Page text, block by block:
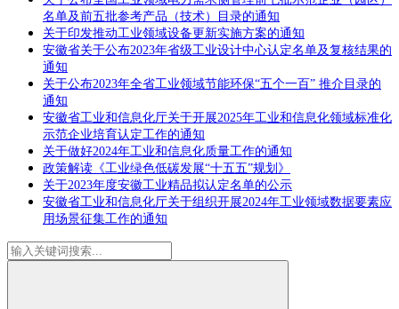
名单及前五批参考产品（技术）目录的通知
关于印发推动工业领域设备更新实施方案的通知
安徽省关于公布2023年省级工业设计中心认定名单及复核结果的
通知
关于公布2023年全省工业领域节能环保“五个一百” 推介目录的
通知
安徽省工业和信息化厅关于开展2025年工业和信息化领域标准化
示范企业培育认定工作的通知
关于做好2024年工业和信息化质量工作的通知
政策解读《工业绿色低碳发展“十五五”规划》
关于2023年度安徽工业精品拟认定名单的公示
安徽省工业和信息化厅关于组织开展2024年工业领域数据要素应
用场景征集工作的通知